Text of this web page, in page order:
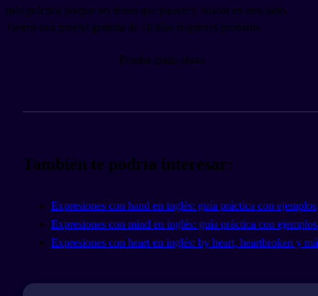
más práctica porque no tienes que pausar y buscar en otro lado.
Tienen una prueba gratuita de 10 días si quieres probarlo.
Prueba gratis ahora
También te podría interesar:
Expresiones con hand en inglés: guía práctica con ejemplos
Expresiones con mind en inglés: guía práctica con ejemplos
Expresiones con heart en inglés: by heart, heartbroken y